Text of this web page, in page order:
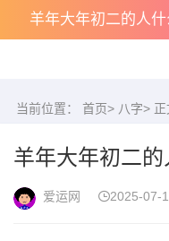
羊年大年初二的人
当前位置： 首页> 八字> 正
羊年大年初二
爱运网 2025-07-